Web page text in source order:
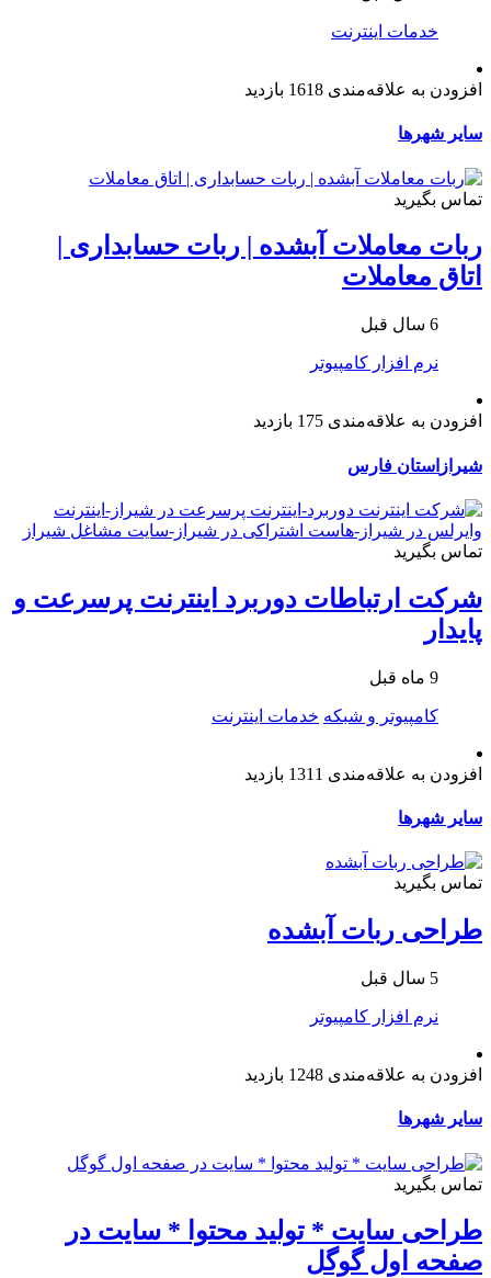
خدمات اینترنت
افزودن به علاقه‌مندی 1618 بازدید
سایر شهرها
تماس بگیرید
ربات معاملات آبشده | ربات حسابداری |
اتاق معاملات
6 سال قبل
نرم افزار کامپیوتر
افزودن به علاقه‌مندی 175 بازدید
شیراز استان فارس
تماس بگیرید
شرکت ارتباطات دوربرد اینترنت پرسرعت و
پایدار
9 ماه قبل
کامپیوتر و شبکه خدمات اینترنت
افزودن به علاقه‌مندی 1311 بازدید
سایر شهرها
تماس بگیرید
طراحی ربات آبشده
5 سال قبل
نرم افزار کامپیوتر
افزودن به علاقه‌مندی 1248 بازدید
سایر شهرها
تماس بگیرید
طراحی سایت * تولید محتوا * سایت در
صفحه اول گوگل